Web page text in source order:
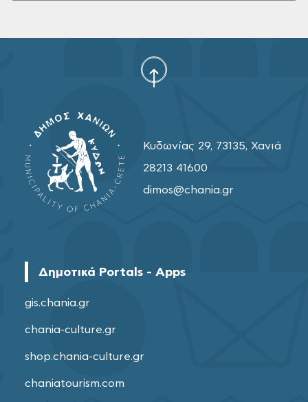
Κυδωνίας 29, 73135, Χανιά
28213 41600
dimos@chania.gr
Δημοτικά Portals - Apps
gis.chania.gr
chania-culture.gr
shop.chania-culture.gr
chaniatourism.com